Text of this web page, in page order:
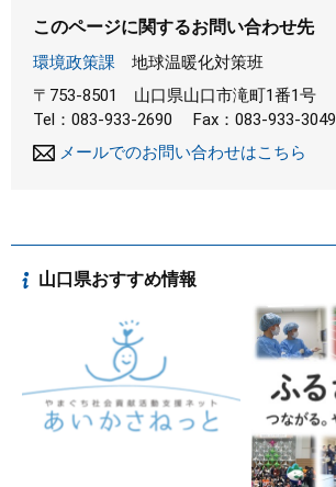
このページに関するお問い合わせ先
環境政策課
地球温暖化対策班
〒753-8501
山口県山口市滝町1番1号
Tel：083-933-2690
Fax：083-933-3049
メールでのお問い合わせはこちら
山口県おすすめ情報